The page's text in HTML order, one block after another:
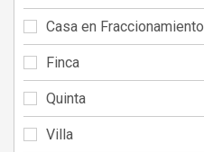
Casa en Fraccionamiento
Finca
Quinta
Villa